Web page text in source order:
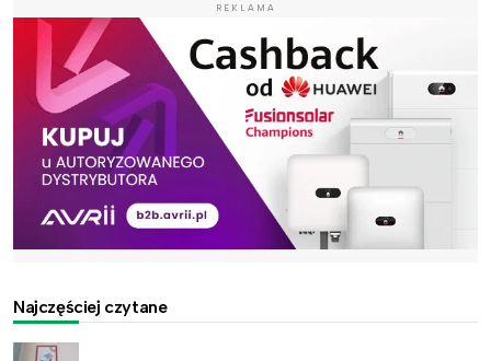
REKLAMA
Najczęściej czytane